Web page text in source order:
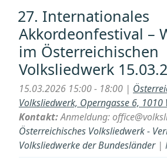
27. Internationales
Akkordeonfestival –
im Österreichischen
Volksliedwerk
15.03.2026 15:00 - 18:00 |
Volksliedwerk, Operngasse 6, 1010
Kontakt:Anmeldung:
Österreichisches Volksliedwerk -
Volksliedwerke der Bundesländer|